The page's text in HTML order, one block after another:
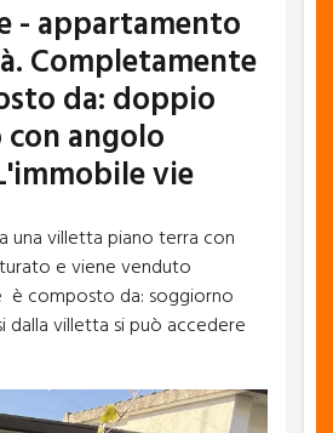
- appartamento
Completamente
da: doppio
angolo
vie
una villetta piano terra con
e viene venduto
composto da: soggiorno
villetta si può accedere